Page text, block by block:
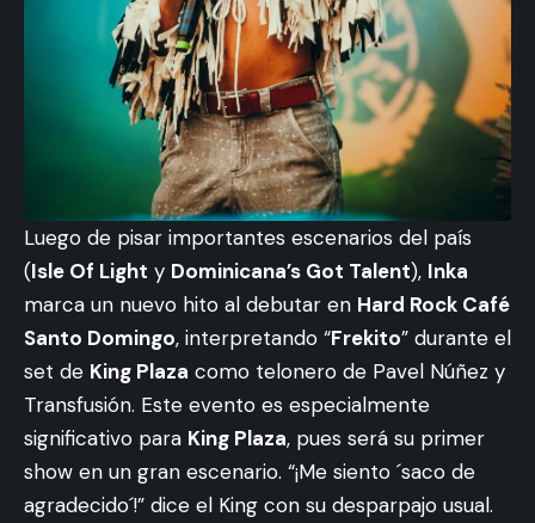
Luego de pisar importantes escenarios del país
(Isle Of Light y Dominicana’s Got Talent), Inka
marca un nuevo hito al debutar en Hard Rock Café
Santo Domingo, interpretando “Frekito” durante el
set de King Plaza como telonero de Pavel Núñez y
Transfusión. Este evento es especialmente
significativo para King Plaza, pues será su primer
show en un gran escenario. “¡Me siento ´saco de
agradecido´!” dice el King con su desparpajo usual.